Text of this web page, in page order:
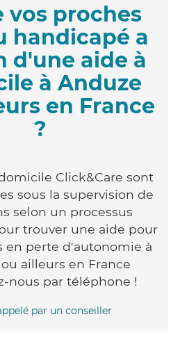
vos proches
handicapé a
d'une aide à
à Anduze
en France
?
Click&Care sont
sous la supervision de
selon un processus
trouver une aide pour
en perte d'autonomie à
ailleurs en France
nous par téléphone !
par un conseiller